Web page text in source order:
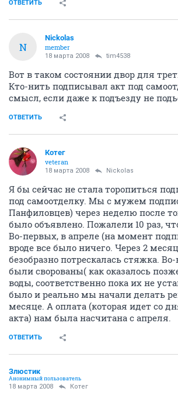
ОТВЕТИТЬ
N
Nickolas
member
18 марта 2008 tim4538
Вот в таком состоянии двор для
Кто-нить подписывал акт под
смысл, если даже к подъезду не
ОТВЕТИТЬ
Котег
veteran
18 марта 2008 Nickolas
Я бы сейчас не стала торопиться
под самоотделку. Мы с мужем
Панфиловцев) через неделю после
было объявлено. Пожалели 10 раз,
Во-первых, в апреле (на момент
вроде все было ничего. Через 2
безобразно потрескалась стяжка.
были сворованы( как оказалось
воды, соответственно пока их не
было и реально мы начали делать
месяце. А оплата (которая идет со
акта) нам была насчитана с апреля.
ОТВЕТИТЬ
Злюстик
Анонимный пользователь
18 марта 2008 Котег